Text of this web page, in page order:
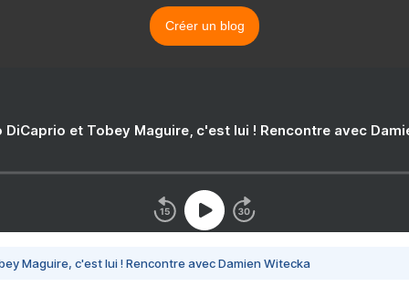
Créer un blog
DiCaprio et Tobey Maguire, c'est lui ! Rencontre avec
Maguire, c'est lui ! Rencontre avec Damien Witecka